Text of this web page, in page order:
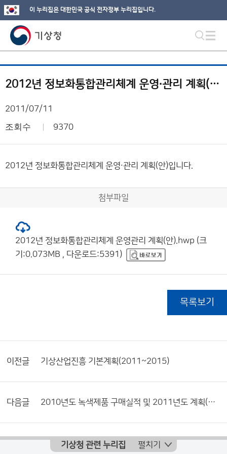
이 누리집은 대한민국 공식 전자정부 누리집입니다.
2012년 정보화통합관리체계 운영∙관리 계획(안)
2011/07/11
조회수 9370
2012년 정보화통합관리체계 운영∙관리 계획(안)입니다.
첨부파일
2012년 정보화통합관리체계 운영관리 계획(안).hwp (크
기:0.073MB , 다운로드:5391)
목록보기
이전글 기상산업진흥 기본계획(2011~2015)
다음글 2010년도 녹색제품 구매실적 및 2011년도 계획(기상청)
기상청 관련 누리집 펼치기